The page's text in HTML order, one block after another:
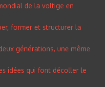
de la voltige en
former et structurer la
générations, une même
idées qui font décoller le